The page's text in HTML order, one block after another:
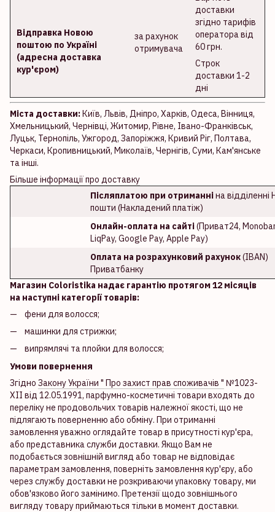
Відправка Новою
поштою по Україні
(адресна доставка
кур'єром)
за рахунок
отримувача
доставки
згідно тарифів
оператора від
60 грн.
Строк
доставки 1-2
дні
Міста доставки:Київ, Львів, Дніпро, Харків, Одеса, Вінниця,
Хмельницький, Чернівці, Житомир, Рівне, Івано-Франківськ,
Луцьк, Тернопіль, Ужгород, Запоріжжя, Кривий Ріг, Полтава,
Черкаси, Кропивницький, Миколаїв, Чернігів, Суми, Кам'янське
та інші.
Більше інформації про доставку
Післяплатою при отриманніна відділенні
пошти (Накладений платіж)
Онлайн-оплата на сайті(Приват24,
LiqPay, Google Pay, Apple Pay)
Оплата на розрахунковий рахунок(IBAN)
Приватбанку
Магазин Coloristika надає гарантію протягом 12 місяців
на наступні категорії товарів:
фени для волосся;
машинки для стрижки;
випрямлячі та плойки для волосся;
Умови повернення
Згідно Закону України " Про захист прав споживачів " №1023-
XII від 12.05.1991, парфумно-косметичні товари входять до
переліку не продовольчих товарів належної якості, що не
підлягають поверненню або обміну. При отриманні
замовлення уважно оглядайте товар в присутності кур'єра,
або представника служби доставки. Якщо Вам не
подобається зовнішній вигляд або товар не відповідає
параметрам замовлення, поверніть замовлення кур'єру, або
через службу доставки не розкриваючи упаковку товару, ми
обов'язково його замінимо. Претензії щодо зовнішнього
вигляду товару приймаються тільки в момент доставки.